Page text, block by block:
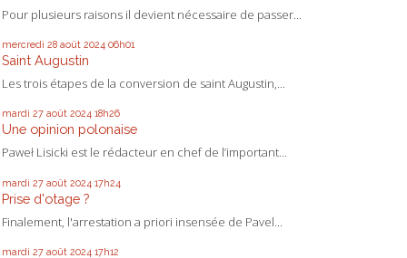
Pour plusieurs raisons il devient nécessaire de passer...
mercredi 28 août 2024 06h01
Saint Augustin
Les trois étapes de la conversion de saint Augustin,...
mardi 27 août 2024 18h26
Une opinion polonaise
Paweł Lisicki est le rédacteur en chef de l’important...
mardi 27 août 2024 17h24
Prise d'otage ?
Finalement, l'arrestation a priori insensée de Pavel...
mardi 27 août 2024 17h12